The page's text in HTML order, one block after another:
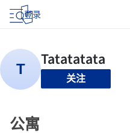
登录
关注
公寓